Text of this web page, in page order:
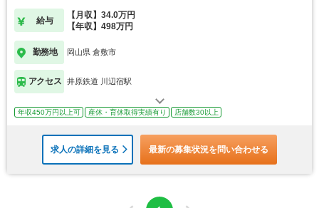
給与
【月収】34.0万円
【年収】498万円
勤務地 岡山県 倉敷市
アクセス 井原鉄道 川辺宿駅
年収450万円以上可 産休・育休取得実績有り 店舗数30以上
求人の詳細を見る 最新の募集状況を問い合わせる